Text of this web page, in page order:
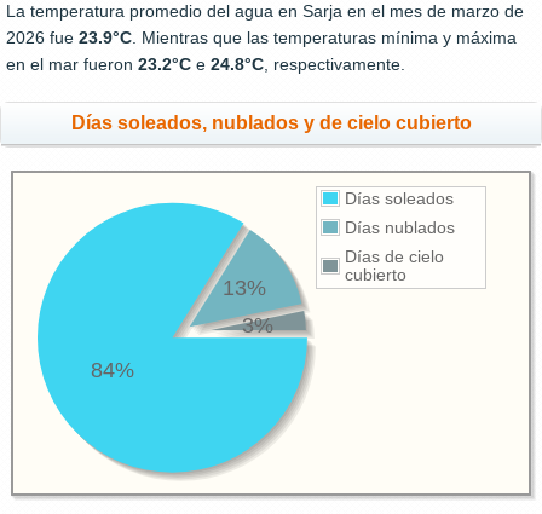
La temperatura promedio del agua en Sarja en el mes de marzo de
2026 fue 23.9°C . Mientras que las temperaturas mínima y máxima
en el mar fueron 23.2°C e 24.8°C , respectivamente.
Días soleados, nublados y de cielo cubierto
Días soleados
Días nublados
Días de cielo
cubierto
84%
13%
3%